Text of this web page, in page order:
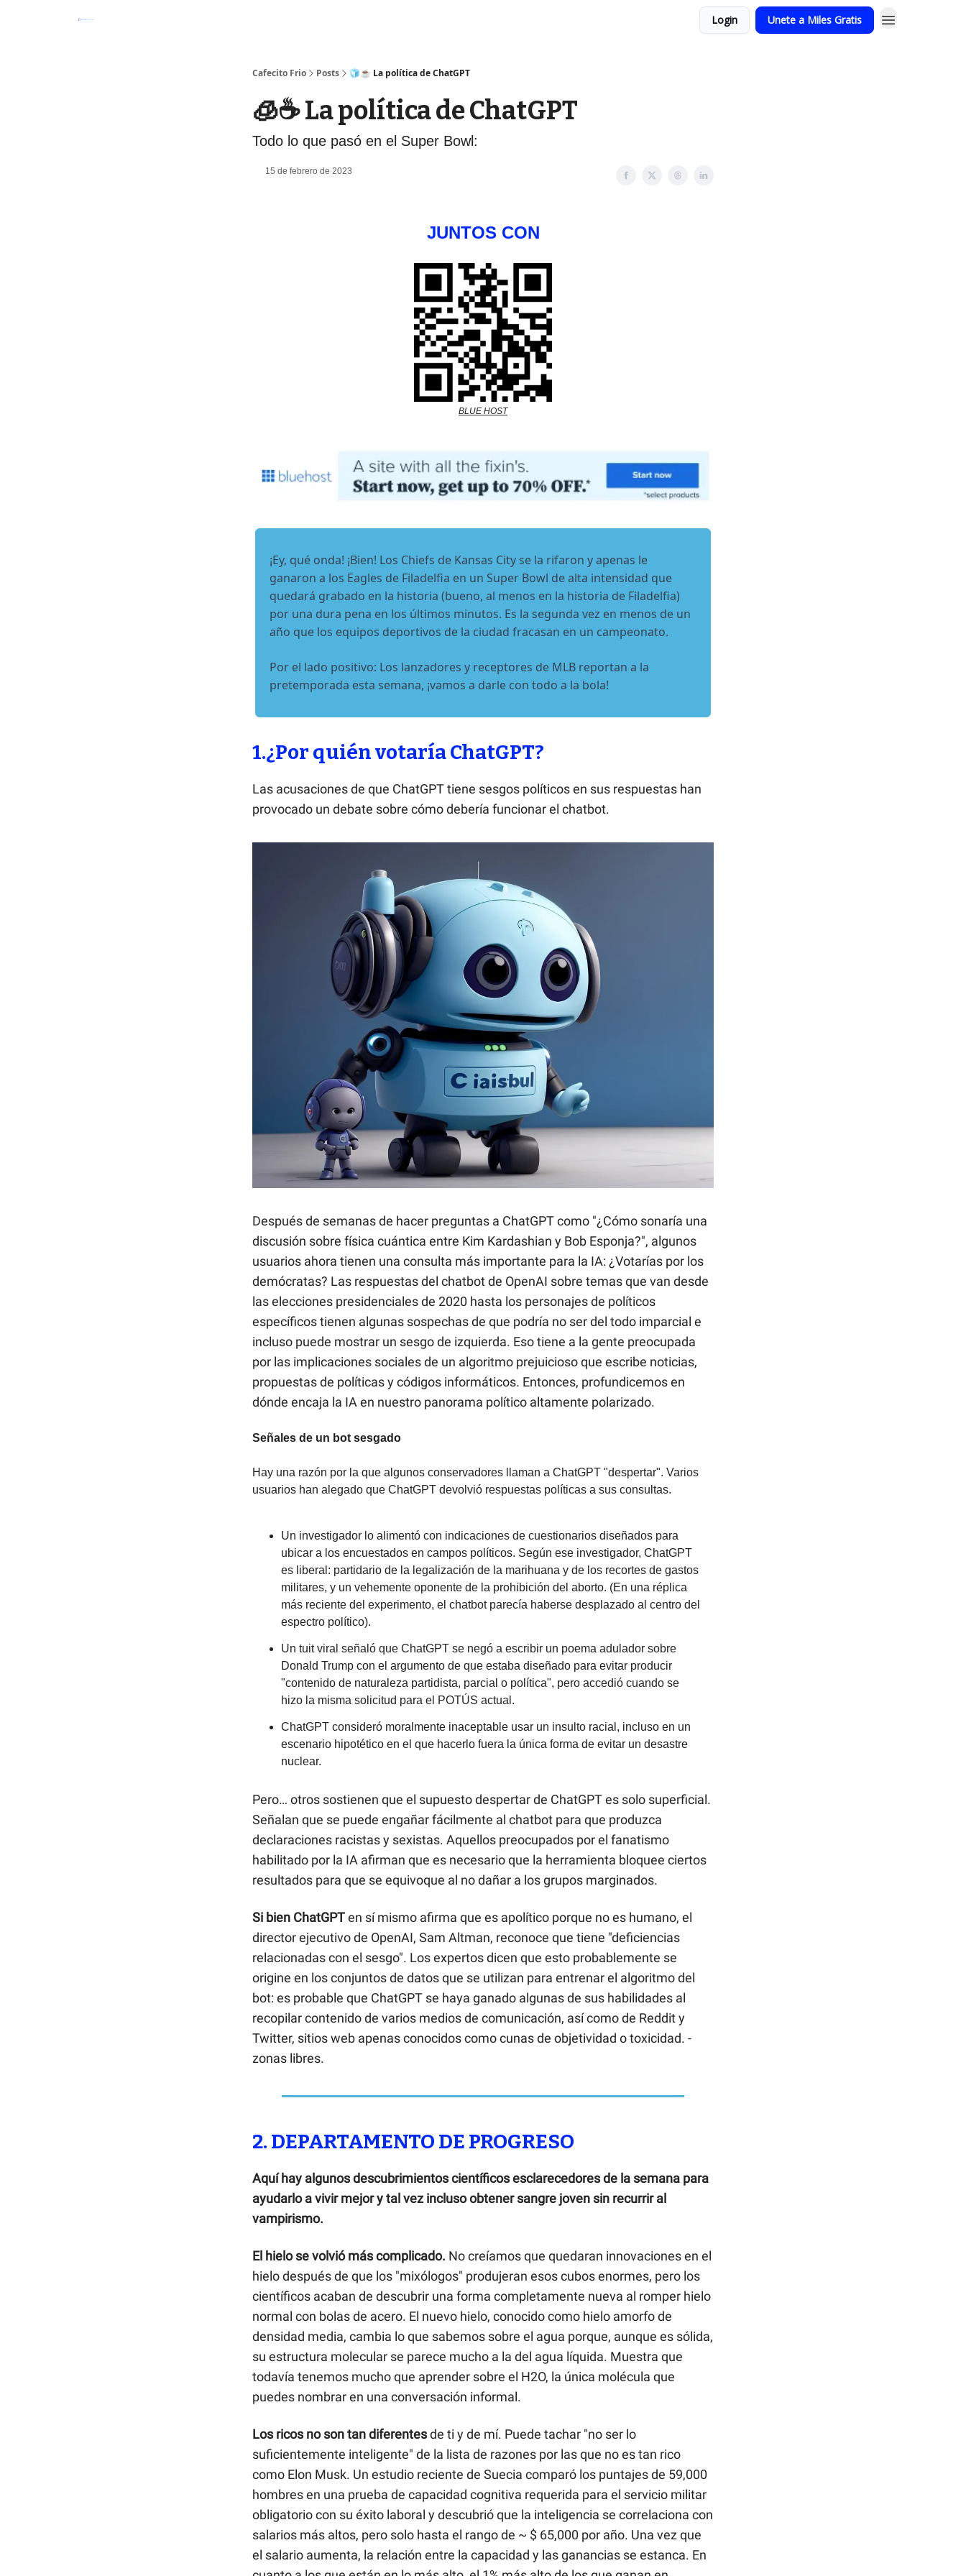
Login Unete a Miles Gratis
Cafecito Frio Posts 🧊☕️ La política de ChatGPT
🧊☕️ La política de ChatGPT
Todo lo que pasó en el Super Bowl:
15 de febrero de 2023
JUNTOS CON
BLUE HOST
¡Ey, qué onda! ¡Bien! Los Chiefs de Kansas City se la rifaron y apenas le
ganaron a los Eagles de Filadelfia en un Super Bowl de alta intensidad que
quedará grabado en la historia (bueno, al menos en la historia de Filadelfia)
por una dura pena en los últimos minutos. Es la segunda vez en menos de un
año que los equipos deportivos de la ciudad fracasan en un campeonato.
Por el lado positivo: Los lanzadores y receptores de MLB reportan a la
pretemporada esta semana, ¡vamos a darle con todo a la bola!
1.¿Por quién votaría ChatGPT?
Las acusaciones de que ChatGPT tiene sesgos políticos en sus respuestas han
provocado un debate sobre cómo debería funcionar el chatbot.
Después de semanas de hacer preguntas a ChatGPT como "¿Cómo sonaría una
discusión sobre física cuántica entre Kim Kardashian y Bob Esponja?", algunos
usuarios ahora tienen una consulta más importante para la IA: ¿Votarías por los
demócratas? Las respuestas del chatbot de OpenAI sobre temas que van desde
las elecciones presidenciales de 2020 hasta los personajes de políticos
específicos tienen algunas sospechas de que podría no ser del todo imparcial e
incluso puede mostrar un sesgo de izquierda. Eso tiene a la gente preocupada
por las implicaciones sociales de un algoritmo prejuicioso que escribe noticias,
propuestas de políticas y códigos informáticos. Entonces, profundicemos en
dónde encaja la IA en nuestro panorama político altamente polarizado.
Señales de un bot sesgado
Hay una razón por la que algunos conservadores llaman a ChatGPT "despertar". Varios
usuarios han alegado que ChatGPT devolvió respuestas políticas a sus consultas.
Un investigador lo alimentó con indicaciones de cuestionarios diseñados para
ubicar a los encuestados en campos políticos. Según ese investigador, ChatGPT
es liberal: partidario de la legalización de la marihuana y de los recortes de gastos
militares, y un vehemente oponente de la prohibición del aborto. (En una réplica
más reciente del experimento, el chatbot parecía haberse desplazado al centro del
espectro político).
Un tuit viral señaló que ChatGPT se negó a escribir un poema adulador sobre
Donald Trump con el argumento de que estaba diseñado para evitar producir
"contenido de naturaleza partidista, parcial o política", pero accedió cuando se
hizo la misma solicitud para el POTÚS actual.
ChatGPT consideró moralmente inaceptable usar un insulto racial, incluso en un
escenario hipotético en el que hacerlo fuera la única forma de evitar un desastre
nuclear.
Pero… otros sostienen que el supuesto despertar de ChatGPT es solo superficial.
Señalan que se puede engañar fácilmente al chatbot para que produzca
declaraciones racistas y sexistas. Aquellos preocupados por el fanatismo
habilitado por la IA afirman que es necesario que la herramienta bloquee ciertos
resultados para que se equivoque al no dañar a los grupos marginados.
Si bien ChatGPTen sí mismo afirma que es apolítico porque no es humano, el
director ejecutivo de OpenAI, Sam Altman, reconoce que tiene "deficiencias
relacionadas con el sesgo". Los expertos dicen que esto probablemente se
origine en los conjuntos de datos que se utilizan para entrenar el algoritmo del
bot: es probable que ChatGPT se haya ganado algunas de sus habilidades al
recopilar contenido de varios medios de comunicación, así como de Reddit y
Twitter, sitios web apenas conocidos como cunas de objetividad o toxicidad. -
zonas libres.
2. DEPARTAMENTO DE PROGRESO
Aquí hay algunos descubrimientos científicos esclarecedores de la semana para
ayudarlo a vivir mejor y tal vez incluso obtener sangre joven sin recurrir al
vampirismo.
El hielo se volvió más complicado. No creíamos que quedaran innovaciones en el
hielo después de que los "mixólogos" produjeran esos cubos enormes, pero los
científicos acaban de descubrir una forma completamente nueva al romper hielo
normal con bolas de acero. El nuevo hielo, conocido como hielo amorfo de
densidad media, cambia lo que sabemos sobre el agua porque, aunque es sólida,
su estructura molecular se parece mucho a la del agua líquida. Muestra que
todavía tenemos mucho que aprender sobre el H2O, la única molécula que
puedes nombrar en una conversación informal.
Los ricos no son tan diferentesde ti y de mí. Puede tachar "no ser lo
suficientemente inteligente" de la lista de razones por las que no es tan rico
como Elon Musk. Un estudio reciente de Suecia comparó los puntajes de 59,000
hombres en una prueba de capacidad cognitiva requerida para el servicio militar
obligatorio con su éxito laboral y descubrió que la inteligencia se correlaciona con
salarios más altos, pero solo hasta el rango de ~ $ 65,000 por año. Una vez que
el salario aumenta, la relación entre la capacidad y las ganancias se estanca. En